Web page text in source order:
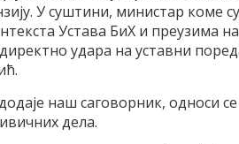
У суштини, министар коме
Устава БиХ и преузима
удара на уставни
наш саговорник, односи
дела.